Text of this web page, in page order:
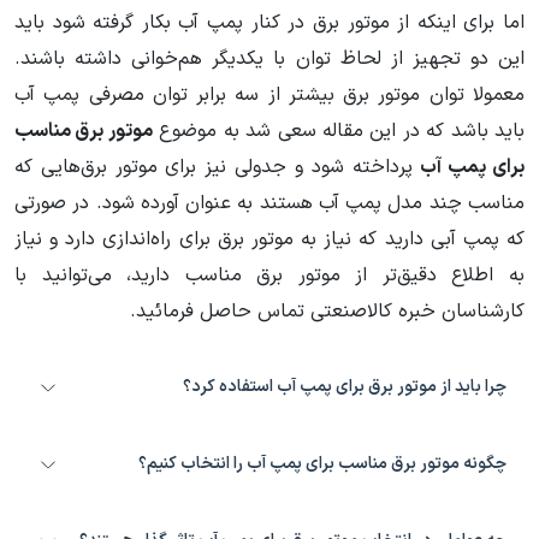
اما برای اینکه از موتور برق در کنار پمپ آب بکار گرفته شود باید
این دو تجهیز از لحاظ توان با یکدیگر هم‌خوانی داشته باشند.
معمولا توان موتور برق بیشتر از سه برابر توان مصرفی پمپ آب
باید باشد که در این مقاله سعی شد به موضوعموتور برق مناسب
برای پمپ آب پرداخته شود و جدولی نیز برای موتور برق‌هایی که
مناسب چند مدل پمپ آب هستند به عنوان آورده شود. در صورتی
که پمپ آبی دارید که نیاز به موتور برق برای راه‌اندازی دارد و نیاز
به اطلاع دقیق‌تر از موتور برق مناسب دارید، می‌توانید با
کارشناسان خبره کالاصنعتی تماس حاصل فرمائید.
چرا باید از موتور برق برای پمپ آب استفاده کرد؟
برای تامین برق مورد نیاز پمپ آب استفاده می‌شود.
چگونه موتور برق مناسب برای پمپ آب را انتخاب کنیم؟